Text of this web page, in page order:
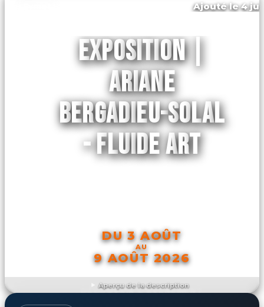
Aperçu de la description
Ajouté le 4
EXPOSITION |
ARIANE
BERGADIEU-SOLAL
- FLUIDE ART
DU 3 AOÛT
AU
9 AOÛT 2026
DÉCOUVRIR L'ÉVÉNEMENT